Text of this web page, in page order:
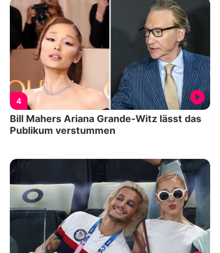
4
Bill Mahers Ariana Grande-Witz lässt das
Publikum verstummen